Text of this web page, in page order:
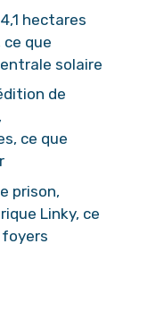
hectares
ce que
solaire
de
ce que
prison,
Linky, ce
foyers